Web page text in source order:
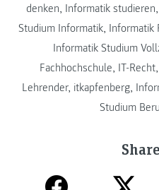
denken, Informatik studieren,
Studium Informatik, Informatik
Informatik Studium
Fachhochschule, IT-Recht,
Lehrender, itkapfenberg,
Studium